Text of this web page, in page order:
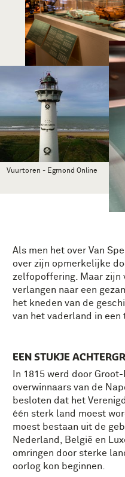
Vuurtoren - Egmond Online
Als men het over Van
over zijn opmerkelijke
zelfopoffering. Maar zijn
verlangen naar een
het kneden van de
van het vaderland in een
EEN STUKJE
In 1815 werd door
overwinnaars van de
besloten dat het
één sterk land moest
moest bestaan uit de
Nederland, België en
omringen door sterke
oorlog kon beginnen.